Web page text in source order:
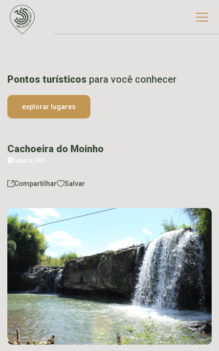
Pontos turísticos para você conhecer
explorar lugares
Cachoeira do Moinho
Itapuca | RS
Compartilhar Salvar